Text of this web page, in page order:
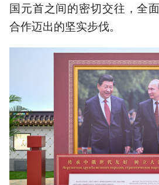
国元首之间的密切交往，全
合作迈出的坚实步伐。